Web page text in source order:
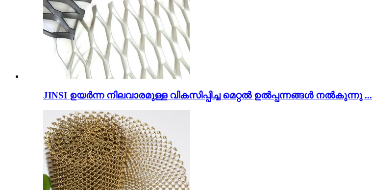
JINSI ഉയർന്ന നിലവാരമുള്ള വികസിപ്പിച്ച മെറ്റൽ ഉൽപ്പന്നങ്ങൾ നൽകുന്നു ...